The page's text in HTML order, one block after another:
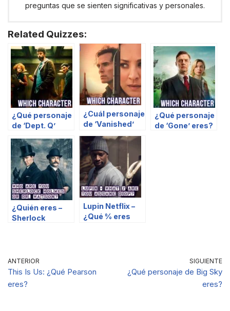
preguntas que se sienten significativas y personales.
Related Quizzes:
¿Qué personaje
de ‘Dept. Q’
¿Cuál personaje
de ‘Vanished’
eres?
¿Qué personaje
de ‘Gone’ eres?
¿Quién eres –
Sherlock
Lupin Netflix –
¿Qué % eres
ANTERIOR
This Is Us: ¿Qué Pearson
eres?
SIGUIENTE
¿Qué personaje de Big Sky
eres?